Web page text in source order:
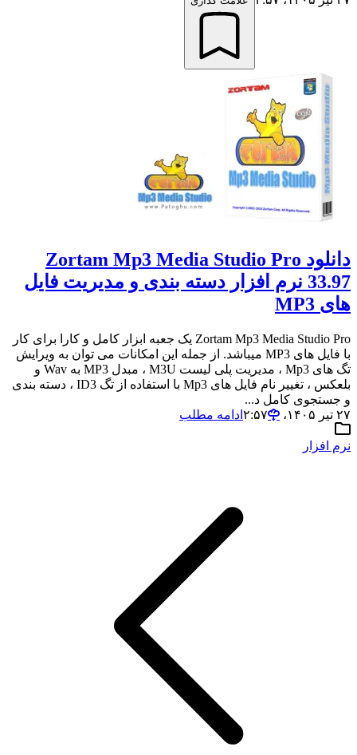
دانلود Zortam Mp3 Media Studio Pro
33.97 نرم افزار دسته بندی و مدیریت فایل
های MP3
Zortam Mp3 Media Studio Pro یک جعبه ابزار کامل و کارا برای کار
با فایل های MP3 میباشد. از جمله این امکانات می توان به ویرایش
تگ های Mp3 ، مدیریت پلی لیست M3U ، مبدل MP3 به Wav و
بلعکس ، تغییر نام فایل های Mp3 با استفاده از تگ ID3 ، دسته بندی
و جستجوی کامل د...
۲۷ تیر ۱۴۰۵،‏ ۲:۵۷
ادامه مطلب
نرم افزار